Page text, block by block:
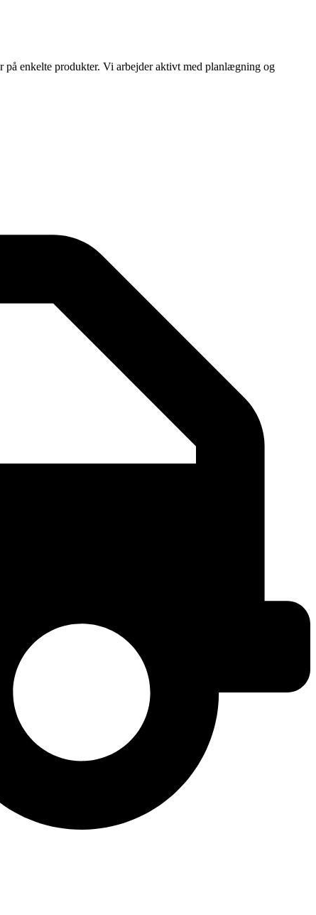
enkelte produkter. Vi arbejder aktivt med planlægning og